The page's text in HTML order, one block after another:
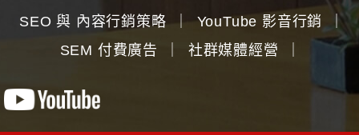
SEO 與 內容行銷策略 YouTube 影音行銷
｜
SEM 付費廣告
社群媒體經營